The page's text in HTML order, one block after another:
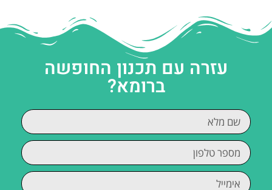
עזרה עם תכנון החופשה
ברומא?